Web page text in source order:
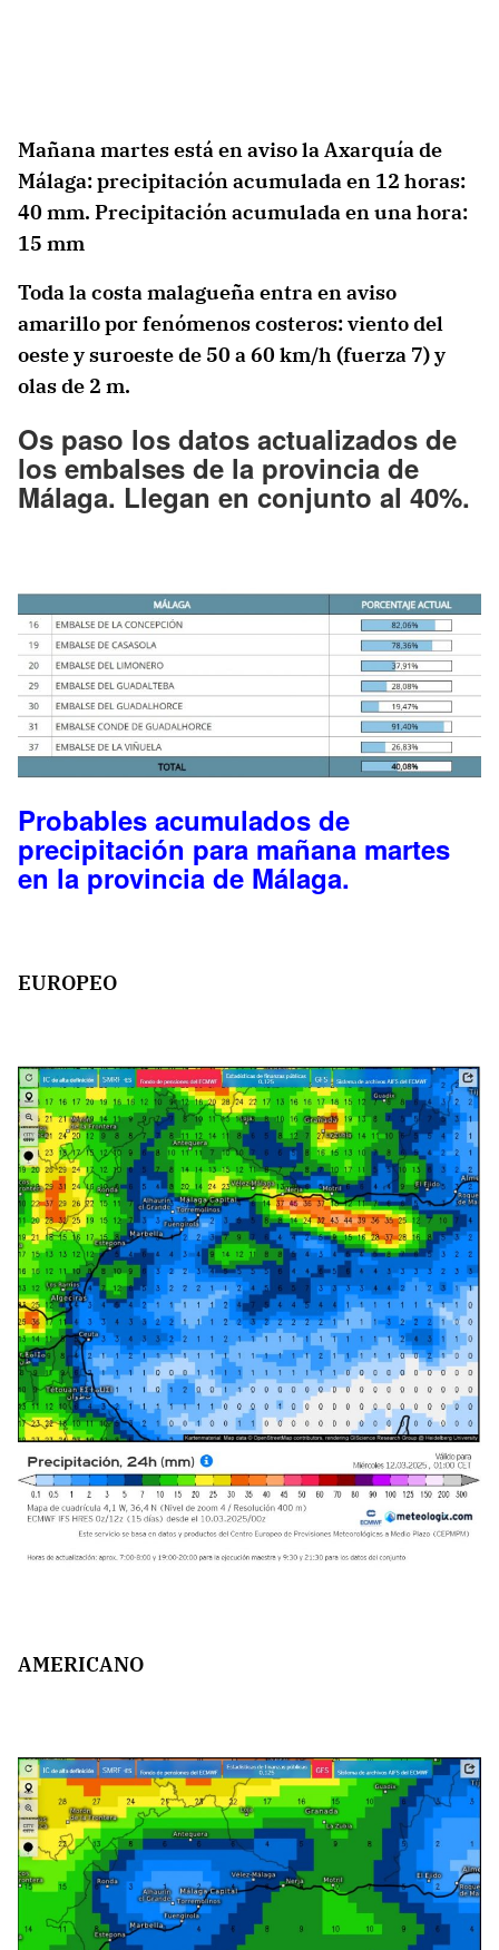
Mañana martes está en aviso la Axarquía de
Málaga: precipitación acumulada en 12 horas:
40 mm. Precipitación acumulada en una hora:
15 mm
Toda la costa malagueña entra en aviso
amarillo por fenómenos costeros: viento del
oeste y suroeste de 50 a 60 km/h (fuerza 7) y
olas de 2 m.
Os paso los datos actualizados de
los embalses de la provincia de
Málaga. Llegan en conjunto al 40%.
Probables acumulados de
precipitación para mañana martes
en la provincia de Málaga.
EUROPEO
AMERICANO